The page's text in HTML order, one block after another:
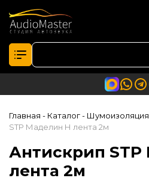
Главная - Каталог- Шумоизоляция
STP Маделин Н лента 2м
Антискрип
лента 2м